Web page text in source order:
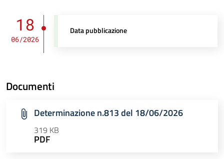
18
06/2026
Data pubblicazione
Documenti
Determinazione n.813 del 18/06/2026
319 KB
PDF